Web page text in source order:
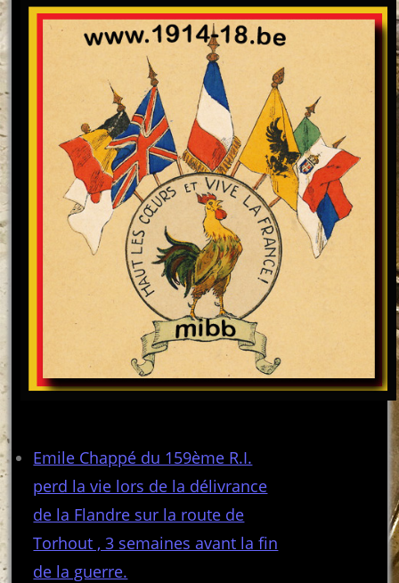
Emile Chappé du 159ème R.I.
perd la vie lors de la délivrance
de la Flandre sur la route de
Torhout , 3 semaines avant la fin
de la guerre.